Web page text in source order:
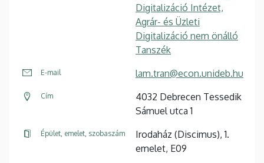
Digitalizáció Intézet,
Agrár- és Üzleti
Digitalizáció nem önálló
Tanszék
E-mail lam.tran@econ.unideb.hu
Cím
4032 Debrecen Tessedik
Sámuel utca 1
Épület, emelet, szobaszám
Irodaház (Discimus), 1.
emelet, E09